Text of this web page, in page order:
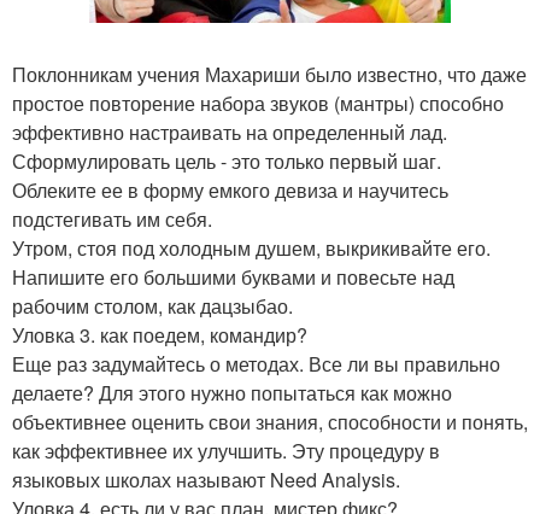
Поклонникам учения Махариши было известно, что даже
простое повторение набора звуков (мантры) способно
эффективно настраивать на определенный лад.
Сформулировать цель - это только первый шаг.
Облеките ее в форму емкого девиза и научитесь
подстегивать им себя.
Утром, стоя под холодным душем, выкрикивайте его.
Напишите его большими буквами и повесьте над
рабочим столом, как дацзыбао.
Уловка 3. как поедем, командир?
Еще раз задумайтесь о методах. Все ли вы правильно
делаете? Для этого нужно попытаться как можно
объективнее оценить свои знания, способности и понять,
как эффективнее их улучшить. Эту процедуру в
языковых школах называют Need Analysis.